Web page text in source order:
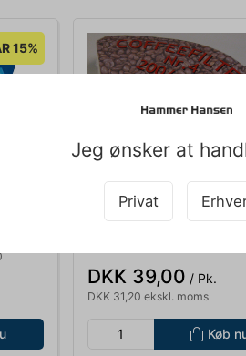
Jeg ønsker at
Privat
15%
070335
DKK 39,00 / Pk.
DKK 31,20 ekskl. moms
Køb